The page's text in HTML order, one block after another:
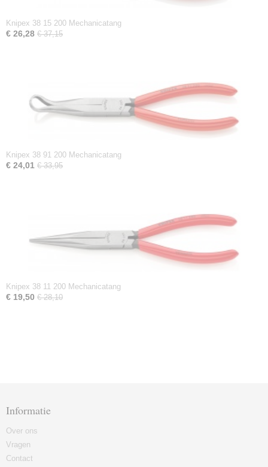
Knipex 38 15 200 Mechanicatang
€ 26,28 € 37,15
Knipex 38 91 200 Mechanicatang
€ 24,01 € 33,95
Knipex 38 11 200 Mechanicatang
€ 19,50 € 28,10
Informatie
Over ons
Vragen
Contact